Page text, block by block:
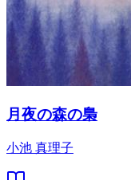
月夜の森の梟
小池 真理子